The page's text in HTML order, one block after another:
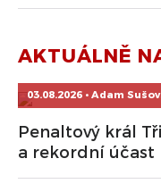
AKTUÁLNĚ
03.08.2026 • Adam
Penaltový král
a rekordní účast